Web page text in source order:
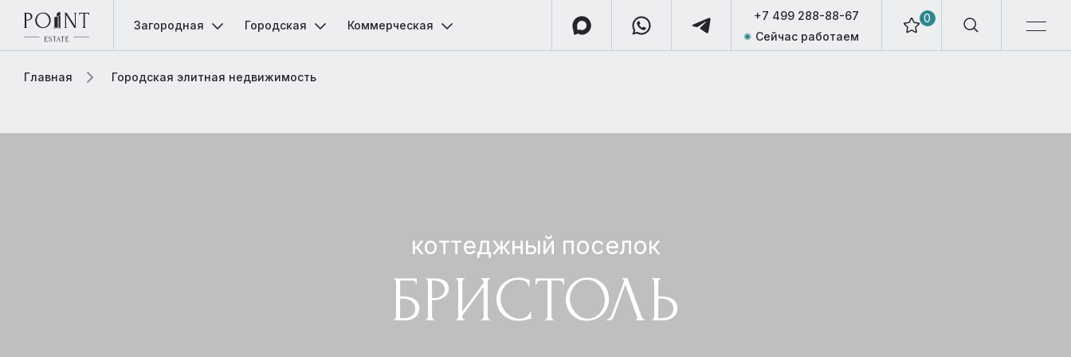
0
+7 499 288-88-67
Сейчас работаем
Загородная Городская Коммерческая
Главная Городская элитная недвижимость
коттеджный поселок
БРИСТОЛЬ